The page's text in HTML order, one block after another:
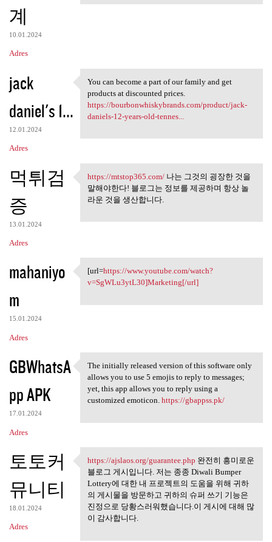
계
10.01.2024
Adres
jack
daniel's 1...
12.01.2024
Adres
You can become a part of our
You can become a part of our family and get
products at discounted prices.
https://bourbonwhiskybrands.com/product/jack-
daniels-12-years-old-tennes...
먹튀검
증
13.01.2024
Adres
https://mtstop365.com/ 나는 그것의
https://mtstop365.com/나는 그것의 굉장한 것을
말해야한다! 블로그는 정보를 제공하며 항상 놀
라운 것을 생산합니다.
mahaniyo
m
15.01.2024
Adres
[url=https://www.youtube.com
[url=https://www.youtube.com/watch?
v=SgWLu3ytL30]Marketing[/url]
GBWhatsA
pp APK
17.01.2024
Adres
The initially released
The initially released version of this software only
allows you to use 5 emojis to reply to messages;
yet, this app allows you to reply using a
customized emoticon. https://gbappss.pk/
토토커
뮤니티
18.01.2024
Adres
https://ajslaos.org/guarantee
https://ajslaos.org/guarantee.php 완전히 흥미로운
블로그 게시입니다. 저는 종종 Diwali Bumper
Lottery에 대한 내 프로젝트의 도움을 위해 귀하
의 게시물을 방문하고 귀하의 슈퍼 쓰기 기능은
진정으로 당황스러워했습니다.이 게시에 대해 많
이 감사합니다.